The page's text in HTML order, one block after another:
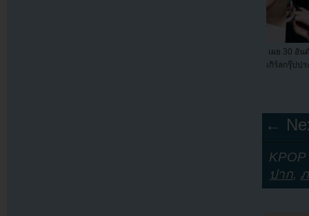
เผย 30 อัน
เกิร์ลกรุ๊ปป
←
ปาก,